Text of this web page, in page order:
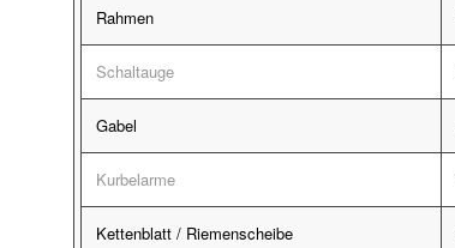
Rahmen
Schaltauge
Gabel
Kurbelarme
Kettenblatt / Riemenscheibe